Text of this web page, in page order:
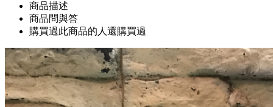
商品描述
商品問與答
購買過此商品的人還購買過